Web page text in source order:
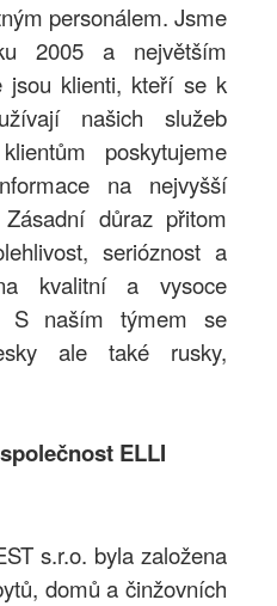
personálem. Jsme
2005 a největším
jsou klienti, kteří se k
našich služeb
poskytujeme
na nejvyšší
důraz přitom
serióznost a
kvalitní a vysoce
S naším týmem se
ale také rusky,
ELLI
s.r.o. byla založena
domů a činžovních